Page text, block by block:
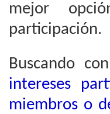
mejor
participación.
Buscando
intereses
miembros o